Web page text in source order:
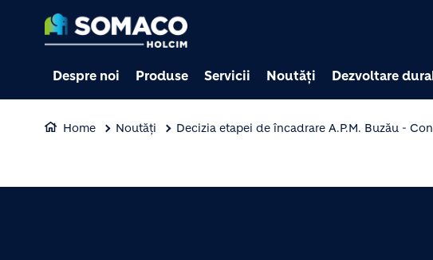
Despre noi Produse Servicii Noutăți Dezvoltare
Home Noutăți Decizia etapei de încadrare A.P.M. Buzău -